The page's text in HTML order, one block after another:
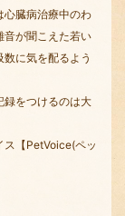
心臓病治療中のわ
音が聞こえた若い
に気を配るよう
録をつけるのは大
ス【PetVoice(ペッ